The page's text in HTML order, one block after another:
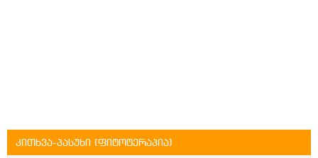
კითხვა-პასუხი (ფიტოტერაპია)